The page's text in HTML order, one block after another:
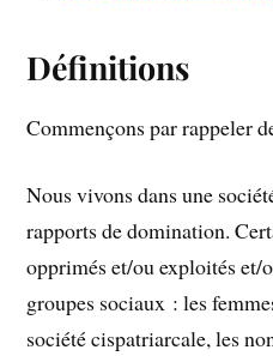
Définitions
Commençons par rappeler
Nous vivons dans une
rapports de domination.
opprimés et/ou exploités et/
groupes sociaux : les
société cispatriarcale, les